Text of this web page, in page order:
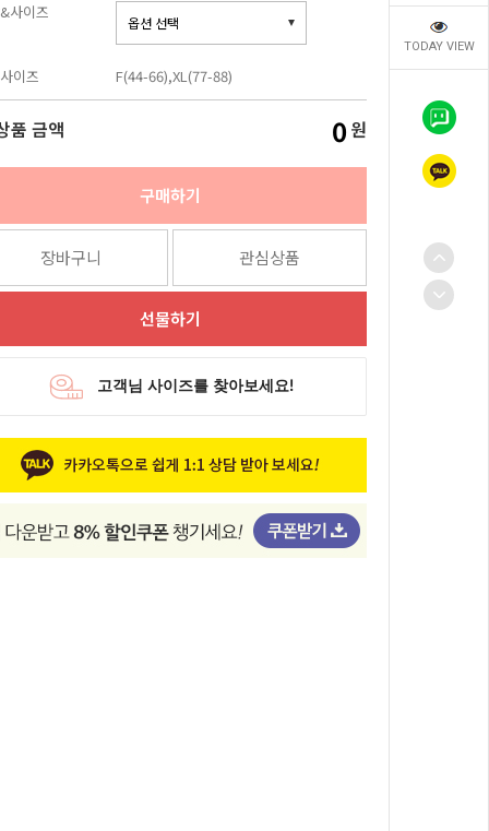
TODAY VIEW
사이즈
이즈 F(44-66),XL(77-88)
품 금액 0 원
구매하기
장바구니 관심상품
선물하기